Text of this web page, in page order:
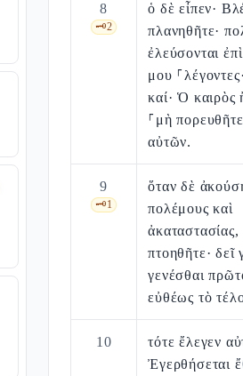
8
🗝️2
ὁ δὲ εἶπεν·
πλανηθῆτε·
ἐλεύσονται
μου
καί· Ὁ καιρὸς
⸀μὴ
αὐτῶν.
9
🗝️1
ὅταν δὲ
πολέμους καὶ
πτοηθῆτε· δεῖ
γενέσθαι
εὐθέως τὸ
10
τότε ἔλεγεν
Ἐγερθήσεται